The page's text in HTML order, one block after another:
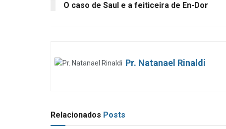
O caso de Saul e a feiticeira de En-Dor
Pr. Natanael Rinaldi
Relacionados Posts